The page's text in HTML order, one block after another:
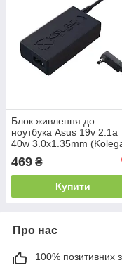
Блок живлення до
ноутбука Asus 19v 2.1a
40w 3.0x1.35mm
Power (A)) 12 міс.гар.
469 ₴
Купити
Про нас
100% позитивних з